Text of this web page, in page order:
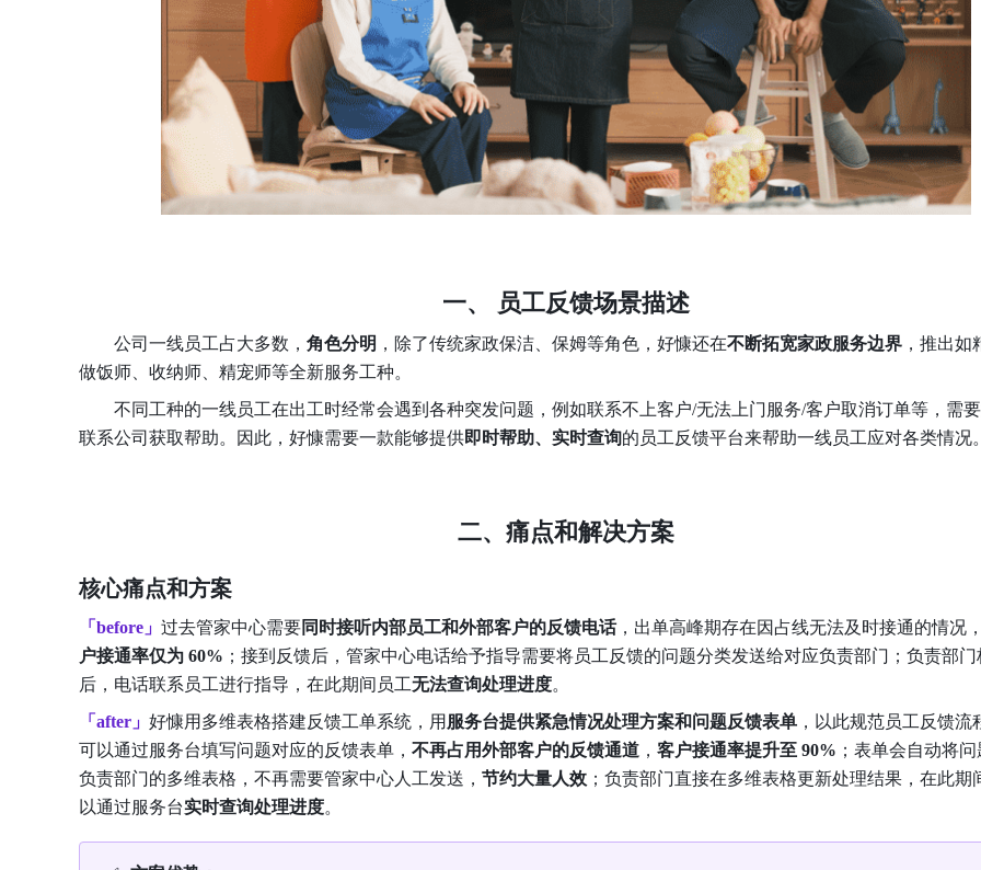
一、 员工反馈场景描述
公司一线员工占大多数， 角色分明 ，除了传统家政保洁、保姆等角色，好慷还在不断拓宽家政服务边界 ，推出如
做饭师、收纳师、精宠师等全新服务工种。
不同工种的一线员工在出工时经常会遇到各种突发问题，例如联系不上客户/无法上门服务/客户取消订单等，需
联系公司获取帮助。因此，好慷需要一款能够提供即时帮助、实时查询的员工反馈平台来帮助一线员工应对各类情况。
二、痛点和解决方案
核心痛点和方案
「before」 过去管家中心需要同时接听内部员工和外部客户的反馈电话，出单高峰期存在因占线无法及时接通的情况
户接通率仅为 60% ；接到反馈后，管家中心电话给予指导需要将员工反馈的问题分类发送给对应负责部门；负责部
后，电话联系员工进行指导，在此期间员工无法查询处理进度。
「after」 好慷用多维表格搭建反馈工单系统，用 服务台提供紧急情况处理方案和问题反馈表单 ，以此规范员工反馈流
可以通过服务台填写问题对应的反馈表单， 不再占用外部客户的反馈通道 ， 客户接通率提升至 90% ；表单会自动将问
负责部门的多维表格，不再需要管家中心人工发送， 节约大量人效 ；负责部门直接在多维表格更新处理结果，在此期
以通过服务台实时查询处理进度。